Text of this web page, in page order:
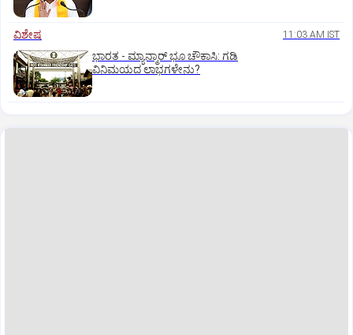
ವಿಶೇಷ 11:03 AM IST
ಭಾರತ -‌ ಮ್ಯಾನ್ಮಾರ್ ಭೂ ಚೌಕಾಸಿ: ಗಡಿ
ವಿನಿಮಯದ ಲಾಭಗಳೇನು?